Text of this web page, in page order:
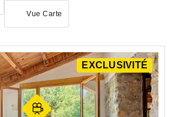
Vue Carte
EXCLUSIVITÉ